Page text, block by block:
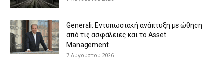
Generali: Eντυπωσιακή ανάπτυξη με ώθηση
από τις ασφάλειες και το Asset
Management
7 Αυγούστου 2026